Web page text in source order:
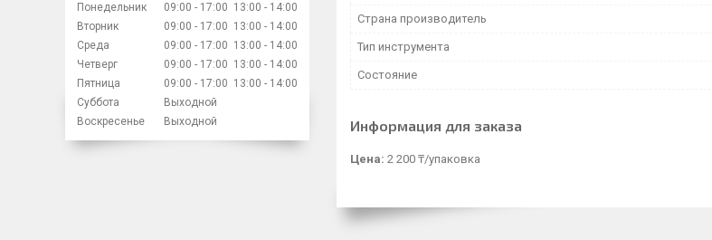
Страна производитель
Тип инструмента
Состояние
Информация для заказа
Цена: 2 200 ₸/упаковка
Понедельник 09:00 17:00 13:00
14:00
Вторник
09:00 17:00 13:00
14:00
Среда
09:00 17:00 13:00
14:00
Четверг
09:00 17:00 13:00
14:00
Пятница
09:00 17:00 13:00
14:00
Суббота
Выходной
Воскресенье
Выходной